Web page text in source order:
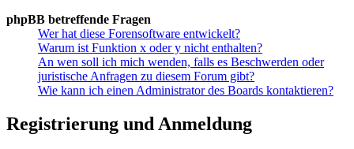
phpBB betreffende Fragen
Wer hat diese Forensoftware entwickelt?
Warum ist Funktion x oder y nicht enthalten?
An wen soll ich mich wenden, falls es Beschwerden oder
juristische Anfragen zu diesem Forum gibt?
Wie kann ich einen Administrator des Boards kontaktieren?
Registrierung und Anmeldung